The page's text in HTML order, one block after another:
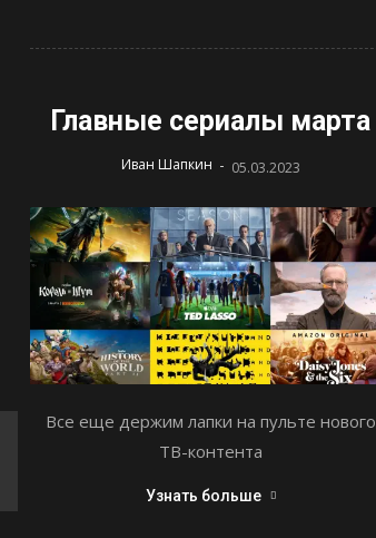
Главные сериалы марта
Иван Шапкин - 05.03.2023
Все еще держим лапки на пульте нового
ТВ-контента
Узнать больше